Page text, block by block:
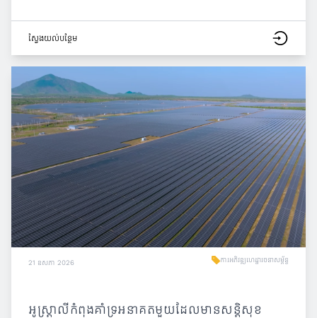
ស្វែង​យល់​បន្ថែម
21 ឧសភា 2026 ការអភិវឌ្ឍហេដ្ឋារចនាសម្ព័ន្ធ
អូស្ត្រាលីកំពុងគាំទ្រអនាគតមួយដែលមានសន្តិសុខ